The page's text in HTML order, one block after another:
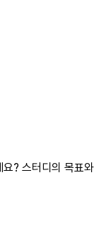
? 스터디의 목표와